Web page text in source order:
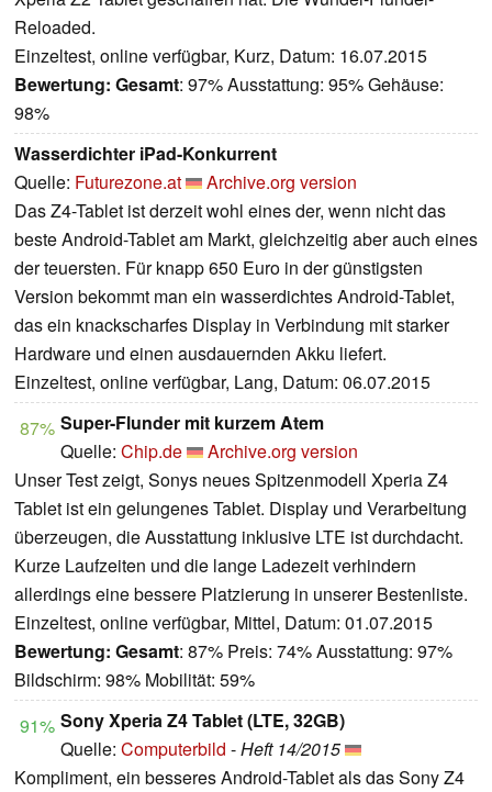
Reloaded.
Einzeltest, online verfügbar, Kurz, Datum: 16.07.2015
Bewertung: Gesamt: 97% Ausstattung: 95% Gehäuse:
98%
Wasserdichter iPad-Konkurrent
Quelle: Futurezone.at
Archive.org version
Das Z4-Tablet ist derzeit wohl eines der, wenn nicht das
beste Android-Tablet am Markt, gleichzeitig aber auch eines
der teuersten. Für knapp 650 Euro in der günstigsten
Version bekommt man ein wasserdichtes Android-Tablet,
das ein knackscharfes Display in Verbindung mit starker
Hardware und einen ausdauernden Akku liefert.
Einzeltest, online verfügbar, Lang, Datum: 06.07.2015
87% Super-Flunder mit kurzem Atem
Quelle: Chip.de
Archive.org version
Unser Test zeigt, Sonys neues Spitzenmodell Xperia Z4
Tablet ist ein gelungenes Tablet. Display und Verarbeitung
überzeugen, die Ausstattung inklusive LTE ist durchdacht.
Kurze Laufzeiten und die lange Ladezeit verhindern
allerdings eine bessere Platzierung in unserer Bestenliste.
Einzeltest, online verfügbar, Mittel, Datum: 01.07.2015
Bewertung: Gesamt: 87% Preis: 74% Ausstattung: 97%
Bildschirm: 98% Mobilität: 59%
91% Sony Xperia Z4 Tablet (LTE, 32GB)
Quelle: Computerbild -Heft 14/2015
Kompliment, ein besseres Android-Tablet als das Sony Z4